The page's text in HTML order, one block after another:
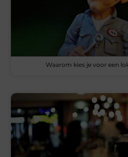
Waarom kies je voor een